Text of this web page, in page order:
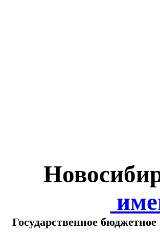
Государственное